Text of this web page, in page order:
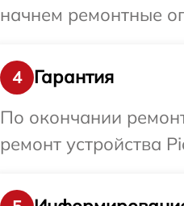
начнем ремонтные
4
Гарантия
По окончании
ремонт устройства